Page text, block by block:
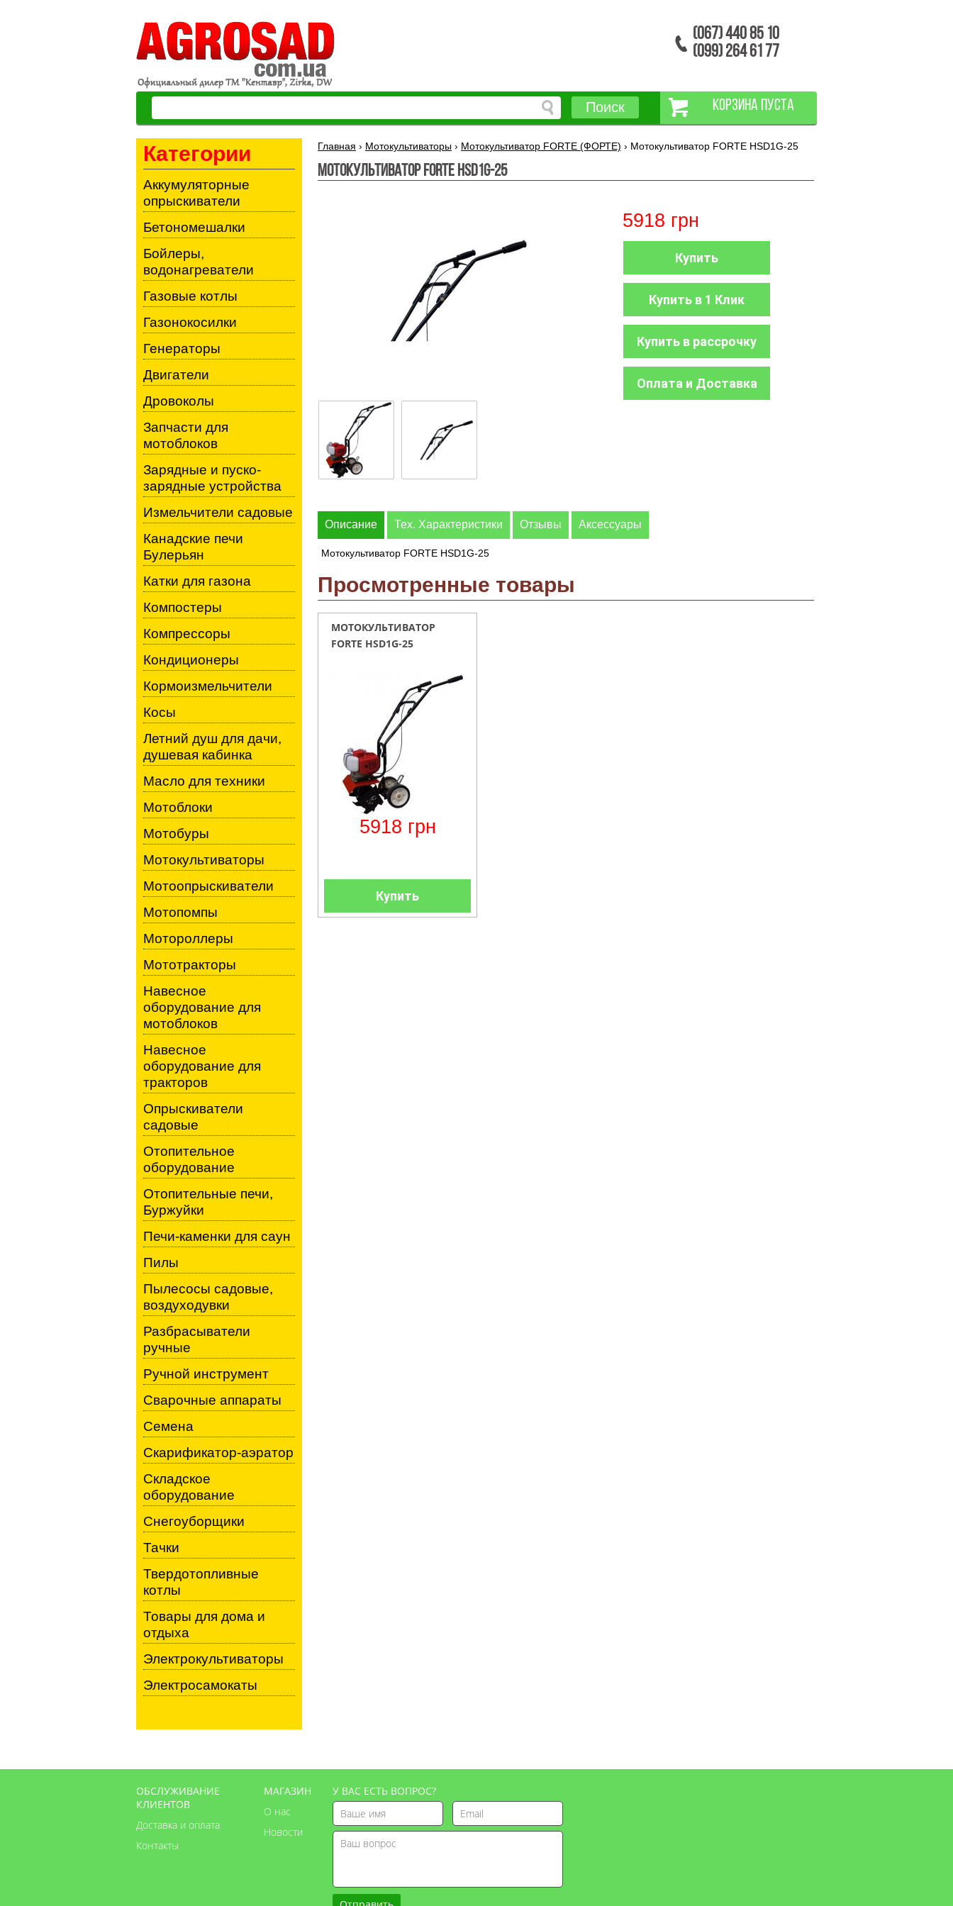
(067) 440 85 10
(099) 264 61 77
Поиск КОРЗИНА ПУСТА
Главная › Мотокультиваторы › Мотокультиватор FORTE (ФОРТЕ) › Мотокультиватор FORTE HSD1G-25
Мотокультиватор FORTE HSD1G-25
5918 грн
Купить
Купить в 1 Клик
Купить в рассрочку
Оплата и Доставка
Описание Тех. Характеристики Отзывы Аксессуары
Мотокультиватор FORTE HSD1G-25
Просмотренные товары
МОТОКУЛЬТИВАТОР
FORTE HSD1G-25
5918 грн
Купить
Категории
Аккумуляторные
опрыскиватели
Бетономешалки
Бойлеры,
водонагреватели
Газовые котлы
Газонокосилки
Генераторы
Двигатели
Дровоколы
Запчасти для
мотоблоков
Зарядные и пуско-
зарядные устройства
Измельчители садовые
Канадские печи
Булерьян
Катки для газона
Компостеры
Компрессоры
Кондиционеры
Кормоизмельчители
Косы
Летний душ для дачи,
душевая кабинка
Масло для техники
Мотоблоки
Мотобуры
Мотокультиваторы
Мотоопрыскиватели
Мотопомпы
Мотороллеры
Мототракторы
Навесное
оборудование для
мотоблоков
Навесное
оборудование для
тракторов
Опрыскиватели
садовые
Отопительное
оборудование
Отопительные печи,
Буржуйки
Печи-каменки для саун
Пилы
Пылесосы садовые,
воздуходувки
Разбрасыватели
ручные
Ручной инструмент
Сварочные аппараты
Семена
Скарификатор-аэратор
Складское
оборудование
Снегоуборщики
Тачки
Твердотопливные
котлы
Товары для дома и
отдыха
Электрокультиваторы
Электросамокаты
ОБСЛУЖИВАНИЕ
КЛИЕНТОВ
Доставка и оплата
Контакты
МАГАЗИН
О нас
Новости
У ВАС ЕСТЬ ВОПРОС?